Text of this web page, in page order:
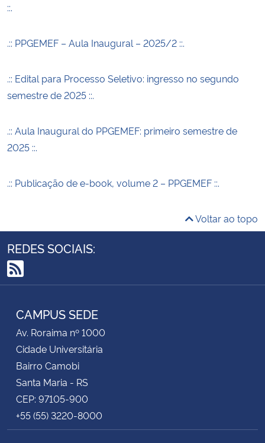
::.
.:: PPGEMEF – Aula Inaugural – 2025/2 ::.
.:: Edital para Processo Seletivo: ingresso no segundo
semestre de 2025 ::.
.:: Aula Inaugural do PPGEMEF: primeiro semestre de
2025 ::.
.:: Publicação de e-book, volume 2 – PPGEMEF ::.
Voltar ao topo
REDES SOCIAIS:
RSS
CAMPUS SEDE
Av. Roraima nº 1000
Cidade Universitária
Bairro Camobi
Santa Maria - RS
CEP: 97105-900
+55 (55) 3220-8000